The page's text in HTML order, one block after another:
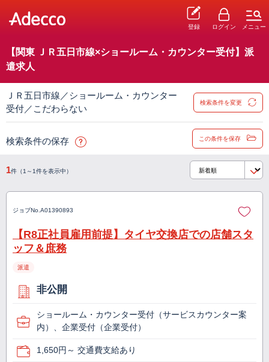
登録 ログイン メニュー
【関東 ＪＲ五日市線×ショールーム・カウンター受付】派
遣求人
ＪＲ五日市線／ショールーム・カウンター
受付／こだわらない
検索条件を変更
検索条件の保存 この条件を保存
1件（1～1件を表示中）
ジョブNo. A01390893
【R8正社員雇用前提】タイヤ交換店での店舗スタ
ッフ＆庶務
派遣
非公開
ショールーム・カウンター受付（サービスカウンター案
内）、企業受付（企業受付）
1,650円～ 交通費支給あり